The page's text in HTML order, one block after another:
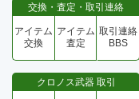
交換・査定・取引連絡
アイテム
交換
アイテム
査定
取引連絡
BBS
クロノス武器 取引